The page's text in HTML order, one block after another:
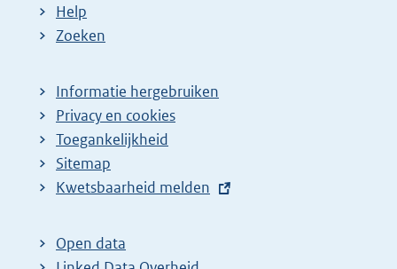
Help
Zoeken
Informatie hergebruiken
Privacy en cookies
Toegankelijkheid
Sitemap
E
t
e
Kwetsbaarheid melden
Open data